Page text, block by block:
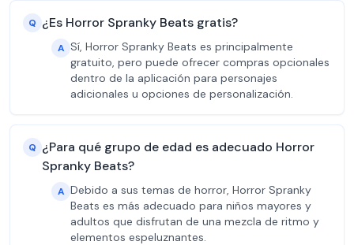
Q ¿Es Horror Spranky Beats gratis?
A Sí, Horror Spranky Beats es principalmente
gratuito, pero puede ofrecer compras opcionales
dentro de la aplicación para personajes
adicionales u opciones de personalización.
Q ¿Para qué grupo de edad es adecuado Horror
Spranky Beats?
A Debido a sus temas de horror, Horror Spranky
Beats es más adecuado para niños mayores y
adultos que disfrutan de una mezcla de ritmo y
elementos espeluznantes.